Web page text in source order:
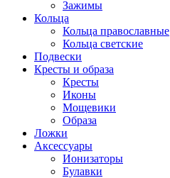
Зажимы
Кольца
Кольца православные
Кольца светские
Подвески
Кресты и образа
Кресты
Иконы
Мощевики
Образа
Ложки
Аксессуары
Ионизаторы
Булавки